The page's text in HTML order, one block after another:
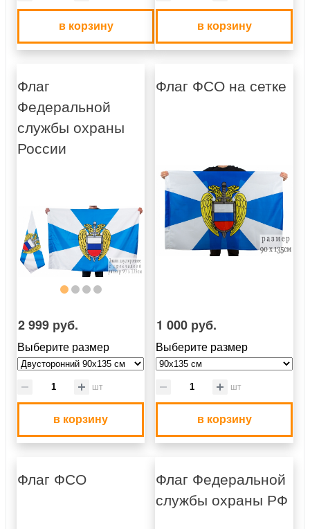
в корзину в корзину
Флаг
Федеральной
службы охраны
России
2 999 руб.
Выберите размер
шт
в корзину
Флаг ФСО на сетке
1 000 руб.
Выберите размер
шт
в корзину
Флаг ФСО
Флаг Федеральной
службы охраны РФ